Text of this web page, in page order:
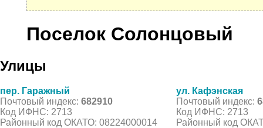
Поселок Солонцовый
Улицы
пер. Гаражный
Почтовый индекс: 682910
Код ИФНС: 2713
Районный код ОКАТО: 08224000014
ул. Кафэнская
Почтовый индекс:
Код ИФНС: 2713
Районный код